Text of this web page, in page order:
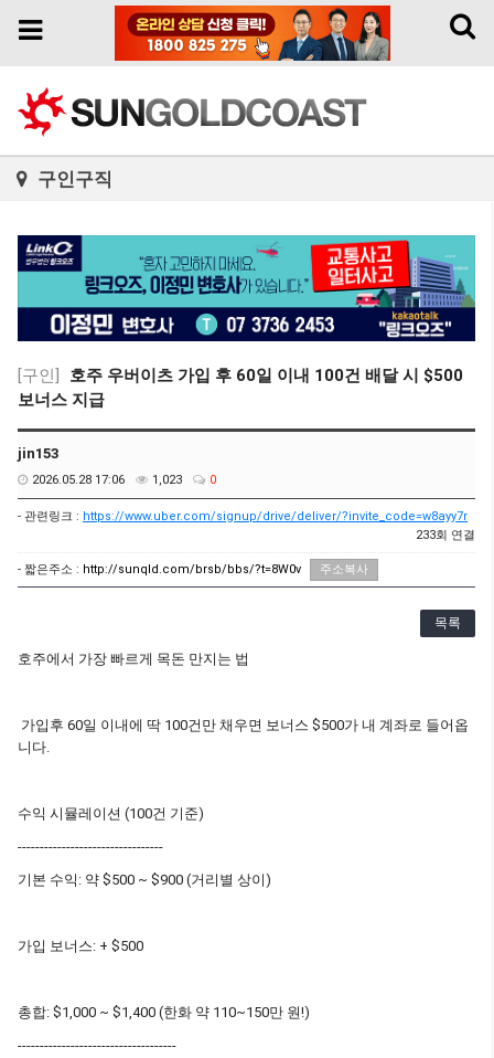
Toggle
Toggle
구인구직
[구인]
호주 우버이츠 가입 후 60일 이내 100건 배달 시 $500
보너스 지급
jin153
2026.05.28 17:06 1,023 0
- 관련링크 : https://www.uber.com/signup/drive/deliver/?invite_code=w8ayy7r
233회 연결
- 짧은주소 : http://sunqld.com/brsb/bbs/?t=8W0v 주소복사
목록
호주에서 가장 빠르게 목돈 만지는 법
가입후 60일 이내에 딱 100건만 채우면 보너스 $500가 내 계좌로 들어옵
니다.
수익 시뮬레이션 (100건 기준)
---------------------------------
기본 수익: 약 $500 ~ $900 (거리별 상이)
가입 보너스: + $500
총합: $1,000 ~ $1,400 (한화 약 110~150만 원!)
------------------------------------